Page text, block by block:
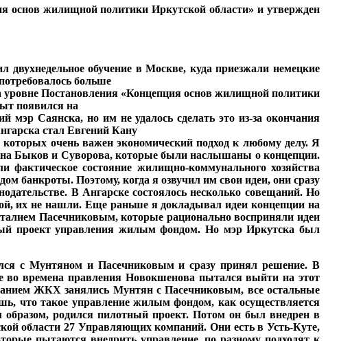
основ жилищной политики Иркутской области» и ут­вержден
обучение в Москве, куда приезжали не­мецкие
больше
уровне Постановления «Концепция основ жилищ­ной политики
появился на
Саянска, но им не удалось сделать это из-за окончания
стал Евгений Кану
очень важен эконо­мический подход к любому делу. Я
Быков и Суворова, которые были наслышаны о концепции.
состояние жилищно-коммунального хозяйства
банкроты. Поэтому, когда я озвучил им свои идеи, они сразу
В Ангарске состоялось несколько совещаний. Но
их не нашли. Еще раньше я докладывал идеи концепции на
Пасечниковым, которые рационально восприняли идеи
проект уп­равления жилым фондом. Но мэр Иркутска был
с Мунтяном и Пасечниковым и сразу принял реше­ние. В
времена прав­ления Новокшенова пытал­ся выйти на этот
ЖКХ за­нялись Мунтян с Пасечниковым, все остальные
что такое управление жилым фондом, как осуществляется
родился пилотный проект. Потом он был внедрен в
области 27 Управляющих компаний. Они есть в Усть-Куте,